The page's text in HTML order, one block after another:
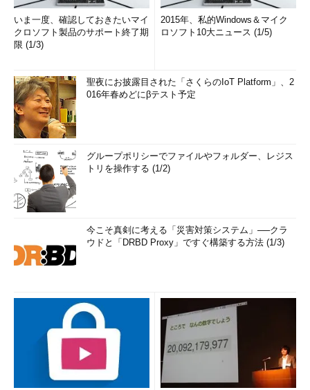
いま一度、確認しておきたいマイ
クロソフト製品のサポート終了期
限 (1/3)
2015年、私的Windows＆マイク
ロソフト10大ニュース (1/5)
聖夜にお披露目された「さくらのIoT Platform」、2
016年春めどにβテスト予定
グループポリシーでファイルやフォルダー、レジス
トリを操作する (1/2)
今こそ真剣に考える「災害対策システム」──クラ
ウドと「DRBD Proxy」ですぐ構築する方法 (1/3)